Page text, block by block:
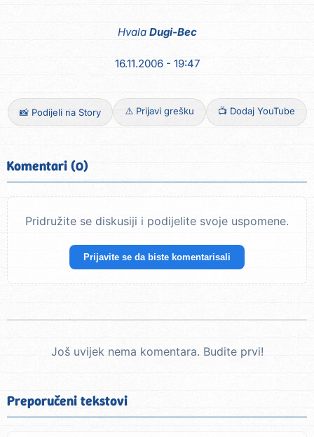
Hvala Dugi-Bec
16.11.2006 - 19:47
📸 Podijeli na Story ⚠️ Prijavi grešku 📺 Dodaj YouTube
Komentari (0)
Pridružite se diskusiji i podijelite svoje uspomene.
Prijavite se da biste komentarisali
Još uvijek nema komentara. Budite prvi!
Preporučeni tekstovi